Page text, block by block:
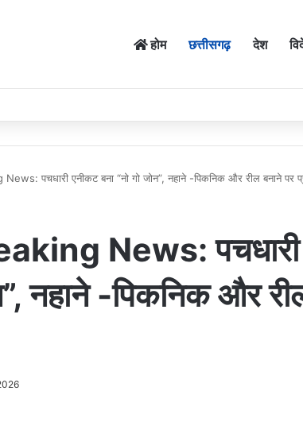
होम छत्तीसगढ़ देश
पचधारी एनीकट बना “नो गो जोन”, नहाने -पिकनिक और रील बनाने पर
News: पचधारी
नहाने -पिकनिक और